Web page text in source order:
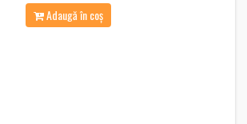
Adaugă în coș